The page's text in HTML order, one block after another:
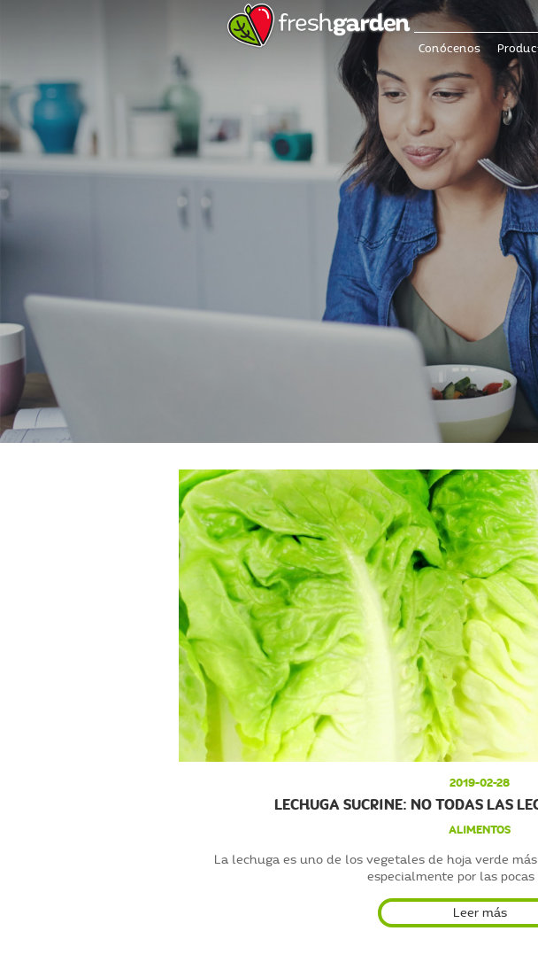
Conócenos
2019-02-28
LECHUGA SUCRINE: NO TODAS LAS
ALIMENTOS
La lechuga es uno de los vegetales de hoja verde
especialmente por las pocas
Leer más